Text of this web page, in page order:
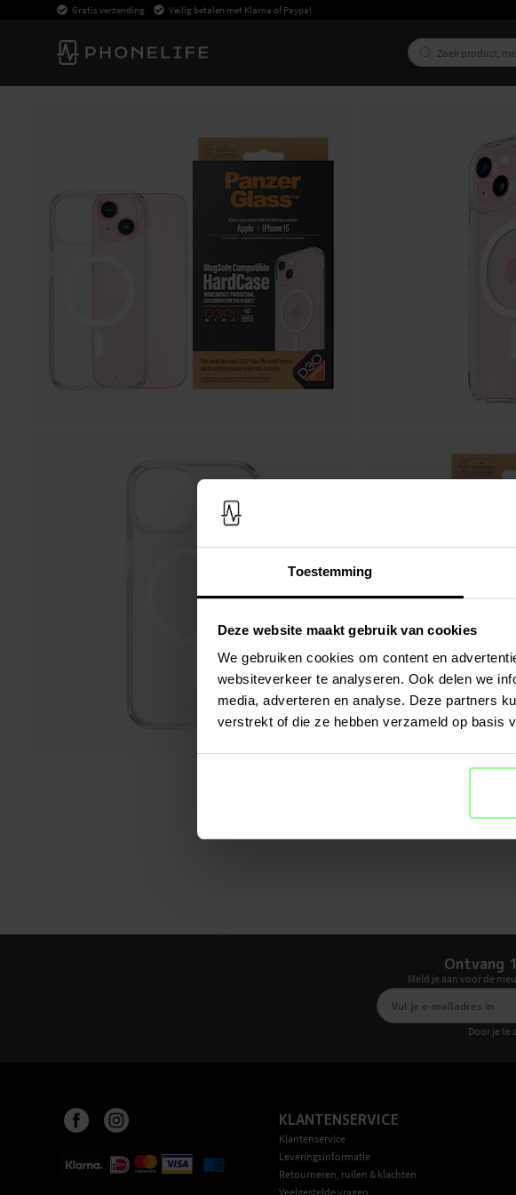
Toestemming
Deze website maakt gebruik van cookies
We gebruiken cookies om content en
websiteverkeer te analyseren. Ook delen we
media, adverteren en analyse. Deze partners
verstrekt of die ze hebben verzameld op basis
Gratis verzending Veilig betalen met Klarna of Paypal
Ontvang
Meld je aan voor de
Door je te
KLANTENSERVICE
Klantenservice
Leveringsinformatie
Retourneren, ruilen & klachten
Veelgestelde vragen